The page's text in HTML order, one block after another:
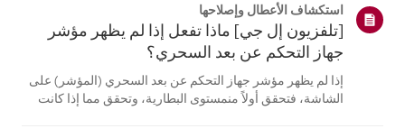
تختلف الصور أو ا...
استكشاف الأعطال وإصلاحها
[تلفزيون إل جي] ماذا تفعل إذا لم يظهر مؤشر
جهاز التحكم عن بعد السحري؟
إذا لم يظهر مؤشر جهاز التحكم عن بعد السحري (المؤشر) على
الشاشة، فتحقق أولاً منمستوى البطارية، وتحقق مما إذا كانت